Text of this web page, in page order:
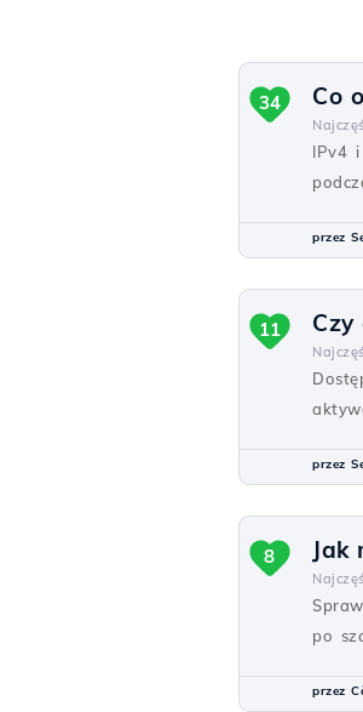
Co
IPv4
34
przez
Czy
11
przez
Jak
po
8
przez